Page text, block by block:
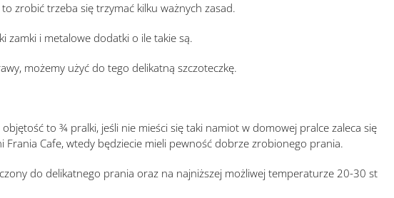
zrobić trzeba się trzymać kilku ważnych zasad.
zamki i metalowe dodatki o ile takie są.
możemy użyć do tego delikatną szczoteczkę.
to ¾ pralki, jeśli nie mieści się taki namiot w domowej pralce zaleca się
Cafe, wtedy będziecie mieli pewność dobrze zrobionego prania.
do delikatnego prania oraz na najniższej możliwej temperaturze 20-30 st